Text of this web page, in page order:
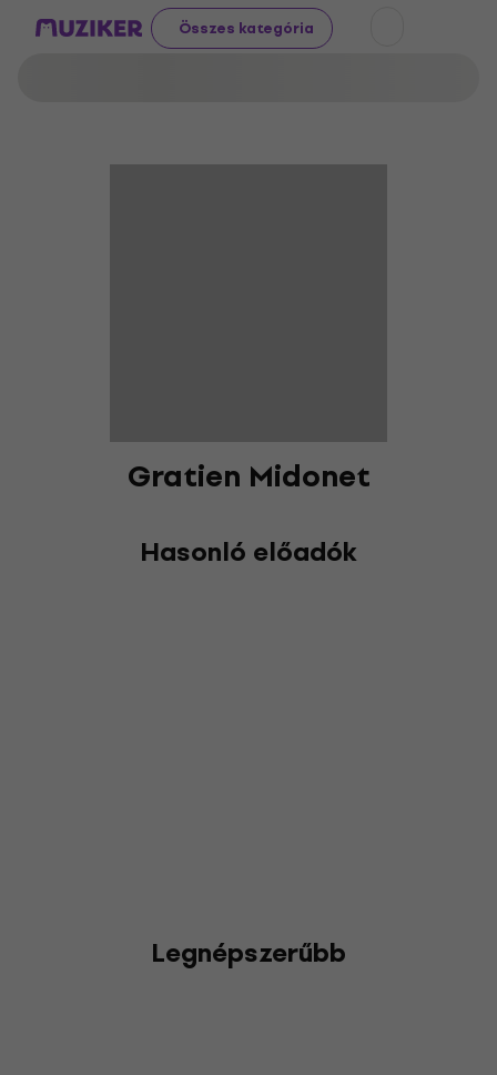
Összes kategória
Gratien Midonet
Hasonló előadók
Legnépszerűbb